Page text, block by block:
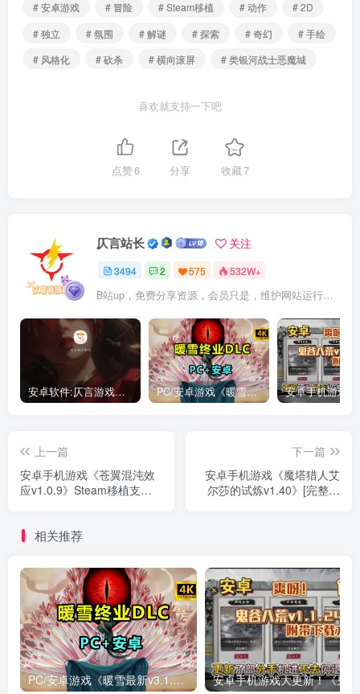
# 安卓游戏
# 冒险 # Steam移植 # 动作
# 2D
# 独立
# 氛围 # 解谜 # 探索 # 奇幻
# 手绘
# 风格化
# 砍杀 # 横向滚屏 # 类银河战士恶魔城
喜欢就支持一下吧
点赞6 分享 收藏7
仄言站长 关注
3494 2 575 532W+
B站up，免费分享资源，会员只是，维护网站运行，会员权利为可以支持本地下载，更多内容，敬请期待！
安卓软件:仄言游戏库4.0APP全新上架了！没有下的赶紧下载呀！ PC/安卓游戏《暖雪最新v3.1.0.1》终业DLC整合版！
上一篇
安卓手机游戏《苍翼混沌效
应v1.0.9》Steam移植支持
下一篇
安卓手机游戏《魔塔猎人艾
尔莎的试炼v1.40》[完整版
相关推荐
PC/安卓游戏《暖雪最新v3.1.0.1》终业DLC整合版！